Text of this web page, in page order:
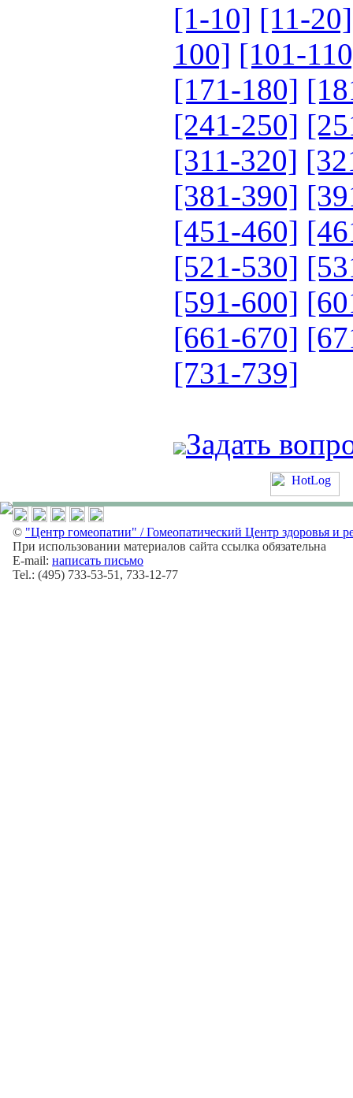
[1-10] [11-20]
100] [101-
[171-180]
[241-250]
[311-320]
[381-390]
[451-460]
[521-530]
[591-600]
[661-670]
[731-739]
Задать
© "Центр гомеопатии" / Гомеопатический Центр здоровья и
При использовании материалов сайта ссылка обязательна
E-mail: написать письмо
Tel.: (495) 733-53-51, 733-12-77